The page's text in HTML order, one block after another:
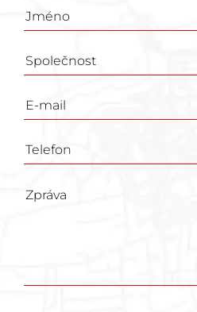
Poptávkový